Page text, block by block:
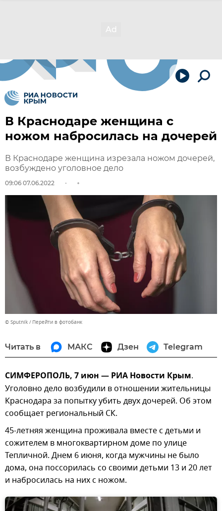
В Краснодаре женщина с
ножом набросилась на дочерей
В Краснодаре женщина изрезала ножом дочерей,
возбуждено уголовное дело
09:06 07.06.2022
© Sputnik Перейти в фотобанк
Читать в МАКС Дзен Telegram
СИМФЕРОПОЛЬ, 7 июн — РИА Новости Крым.
Уголовно дело возбудили в отношении жительницы
Краснодара за попытку убить двух дочерей. Об этом
сообщает региональный СК.
45-летняя женщина проживала вместе с детьми и
сожителем в многоквартирном доме по улице
Тепличной. Днем 6 июня, когда мужчины не было
дома, она поссорилась со своими детьми 13 и 20 лет
и набросилась на них с ножом.